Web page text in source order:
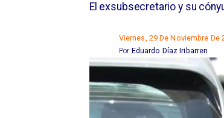
El exsubsecretario y su
Viernes, 29 De Noviembre De
Eduardo Díaz Iribarren
Por